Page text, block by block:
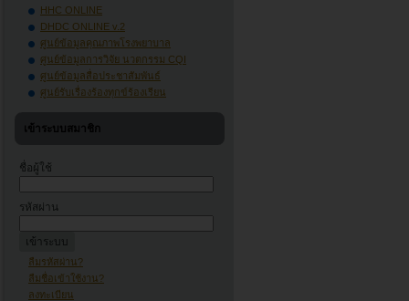
HHC ONLINE
DHDC ONLINE v.2
ศูนย์ข้อมูลคุณภาพโรงพยาบาล
ศูนย์ข้อมูลการวิจัย นวตกรรม CQI
ศูนย์ข้อมูลสื่อประชาสัมพันธ์
ศูนย์รับเรื่องร้องทุกข์ร้องเรียน
เข้าระบบสมาชิก
ชื่อผู้ใช้
รหัสผ่าน
ลืมรหัสผ่าน?
ลืมชื่อเข้าใช้งาน?
ลงทะเบียน